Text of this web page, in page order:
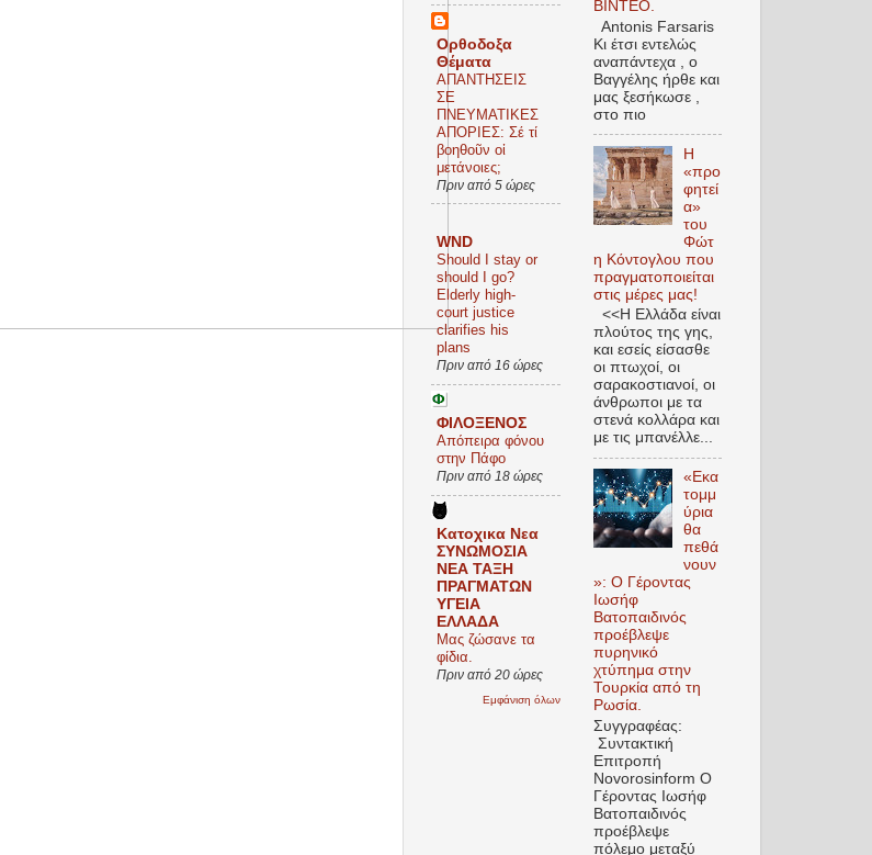
Ορθοδοξα
Θέματα
ΑΠΑΝΤΗΣΕΙΣ
ΣΕ
ΠΝΕΥΜΑΤΙΚΕΣ
ΑΠΟΡΙΕΣ: Σέ τί
βοηθοῦν οἱ
μετάνοιες;
Πριν από 5 ώρες
WND
Should I stay or
should I go?
Elderly high-
court justice
clarifies his
plans
Πριν από 16 ώρες
ΦΙΛΟΞΕΝΟΣ
Απόπειρα φόνου
στην Πάφο
Πριν από 18 ώρες
Κατοχικα Νεα
ΣΥΝΩΜΟΣΙΑ
ΝΕΑ ΤΑΞΗ
ΠΡΑΓΜΑΤΩΝ
ΥΓΕΙΑ
ΕΛΛΑΔΑ
Μας ζώσανε τα
φίδια.
Πριν από 20 ώρες
Εμφάνιση όλων
BINTEO.
Antonis Farsaris
Κι έτσι εντελώς
αναπάντεχα , ο
Βαγγέλης ήρθε και
μας ξεσήκωσε ,
στο πιο
Η
«προ
φητεί
α»
του
Φώτ
η Κόντογλου που
πραγματοποιείται
στις μέρες μας!
<<Η Ελλάδα είναι
πλούτος της γης,
και εσείς είσασθε
οι πτωχοί, οι
σαρακοστιανοί, οι
άνθρωποι με τα
στενά κολλάρα και
με τις μπανέλλε...
«Εκα
τομμ
ύρια
θα
πεθά
νουν
»: Ο Γέροντας
Ιωσήφ
Βατοπαιδινός
προέβλεψε
πυρηνικό
χτύπημα στην
Τουρκία από τη
Ρωσία.
Συγγραφέας:
Συντακτική
Επιτροπή
Novorosinform Ο
Γέροντας Ιωσήφ
Βατοπαιδινός
προέβλεψε
πόλεμο μεταξύ